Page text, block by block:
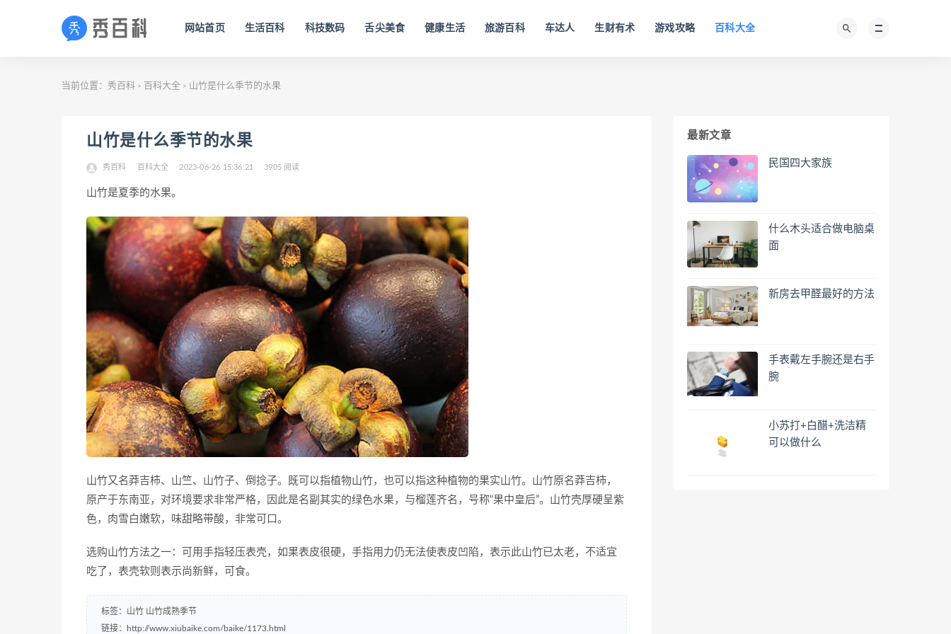
网站首页 生活百科 科技数码 舌尖美食 健康生活 旅游百科 车达人 生财有术 游戏攻略 百科大全
当前位置： 秀百科 > 百科大全 > 山竹是什么季节的水果
山竹是什么季节的水果
秀百科 百科大全 2023-06-26 15:36:21 3905 阅读
山竹是夏季的水果。
山竹又名莽吉柿、山竺、山竹子、倒捻子。既可以指植物山竹，也可以指这种植物的果实山竹。山竹原名莽吉柿，
原产于东南亚，对环境要求非常严格，因此是名副其实的绿色水果，与榴莲齐名，号称“果中皇后”。山竹壳厚硬呈紫
色，肉雪白嫩软，味甜略带酸，非常可口。
选购山竹方法之一：可用手指轻压表壳，如果表皮很硬，手指用力仍无法使表皮凹陷，表示此山竹已太老，不适宜
吃了，表壳软则表示尚新鲜，可食。
标签： 山竹 山竹成熟季节
链接：
http://www.xiubaike.com/baike/1173.html
最新文章
民国四大家族
什么木头适合做电脑桌
面
新房去甲醛最好的方法
手表戴左手腕还是右手
腕
小苏打+白醋+洗洁精
可以做什么